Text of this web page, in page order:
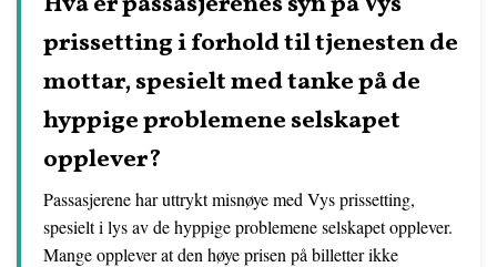
prissetting i forhold til tjenesten de
mottar, spesielt med tanke på de
hyppige problemene selskapet
opplever?
Passasjerene har uttrykt misnøye med Vys prissetting,
spesielt i lys av de hyppige problemene selskapet opplever.
Mange opplever at den høye prisen på billetter ikke